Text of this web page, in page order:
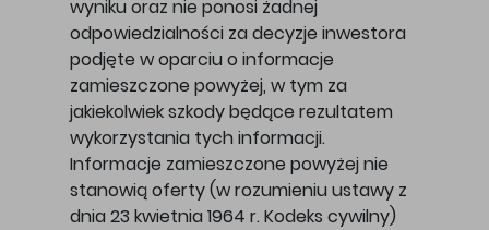
wyniku oraz nie ponosi żadnej
odpowiedzialności za decyzje inwestora
podjęte w oparciu o informacje
zamieszczone powyżej, w tym za
jakiekolwiek szkody będące rezultatem
wykorzystania tych informacji.
Informacje zamieszczone powyżej nie
stanowią oferty (w rozumieniu ustawy z
dnia 23 kwietnia 1964 r. Kodeks cywilny)